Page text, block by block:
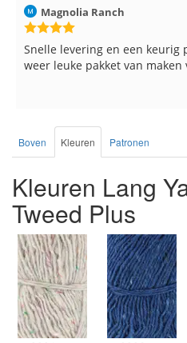
Hilde uit Loyers
Reeds meerdere keren
breinaalden besteld, altijd
Boven Kleuren Patronen
Kleuren Lang
Tweed Plus